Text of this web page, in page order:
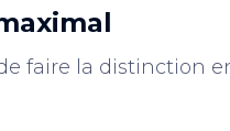
faire la distinction